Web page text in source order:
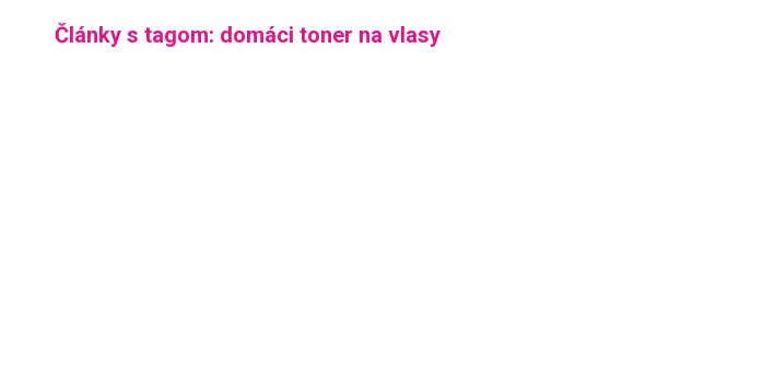
Články s tagom: domáci toner na vlasy